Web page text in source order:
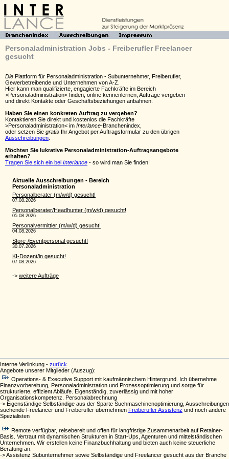
Personaladministration Jobs - Freiberufler Freelancer
gesucht
Die Plattform für Personaladministration - Subunternehmer, Freiberufler,
Gewerbetreibende und Unternehmen von A-Z.
Hier kann man qualifizierte, engagierte Fachkräfte im Bereich
>Personaladministration< finden, online kennenlernen, Aufträge vergeben
und direkt Kontakte oder Geschäftsbeziehungen anbahnen.
Haben Sie einen konkreten Auftrag zu vergeben?
Kontaktieren Sie direkt und kostenlos die Fachkräfte
>Personaladministration< im Interlance-Branchenindex,
oder setzen Sie gratis Ihr Angebot per Auftragsformular zu den übrigen
Ausschreibungen
Möchten Sie lukrative Personaladministration-Auftragsangebote
erhalten?
Tragen Sie sich ein bei Interlance - so wird man Sie finden!
Interne Verlinkung - zurück
Angebote unserer Mitglieder (Auszug):
Operations- & Executive Support mit kaufmännischem Hintergrund. Ich übernehme
Finanzvorbereitung, Personaladministration und Prozessoptimierung und sorge für
strukturierte, effizient Abläufe. Eigenständig, zuverlässig und mit hoher
Organisationskompetenz. Personalabrechnung
-> Eigenständige Selbständige aus der Sparte Suchmaschinenoptimierung, Ausschreibungen
suchende Freelancer und Freiberufler übernehmen Freiberufler Assistenz und noch andere
Spezialisten
Remote verfügbar, reisebereit und offen für langfristige Zusammenarbeit auf Retainer-
Basis. Vertraut mit dynamischen Strukturen in Start-Ups, Agenturen und mittelständischen
Unternehmen. Wir erstellen keine Finanzbuchhaltung und bieten auch keine steuerliche
Beratung an.
-> Assistenz Subunternehmer sowie Selbständige und Freelancer gesucht aus der Branche